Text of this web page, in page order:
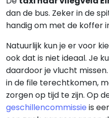
dan de bus. Zeker in de
handig om met de koffer
Natuurlijk kun je er voor
ook dat is niet ideaal. Je
daardoor je vlucht
in de file terechtkomen,
zorgen op tijd te zijn. Op
geschillencommissie is